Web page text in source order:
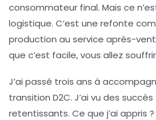
consommateur final. Mais ce
logistique. C’est une refonte
production au service après-
que c’est facile, vous allez
J’ai passé trois ans à
transition D2C. J’ai vu des
retentissants. Ce que j’ai appris